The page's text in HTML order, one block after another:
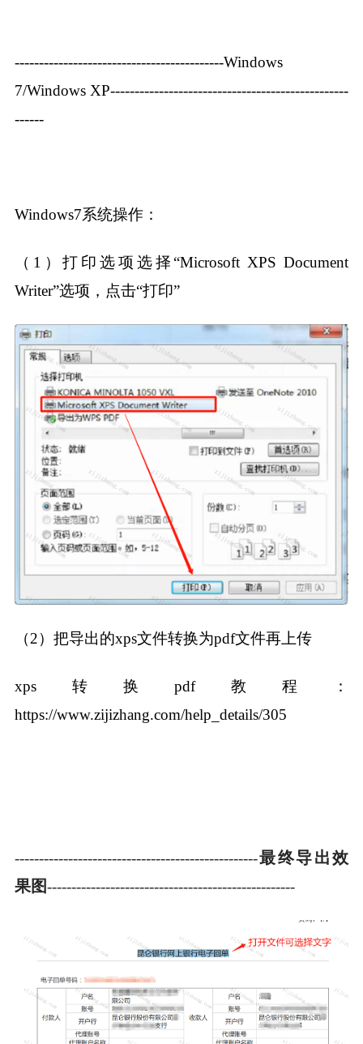
-------------------------------------------Windows
7/Windows XP-------------------------------------------------
------
Windows7系统操作：
（1）打印选项选择“Microsoft XPS Document
Writer”选项，点击“打印”
（2）把导出的xps文件转换为pdf文件再上传
xps转换pdf教程：
https://www.zijizhang.com/help_details/305
--------------------------------------------------最终导出效
果图---------------------------------------------------